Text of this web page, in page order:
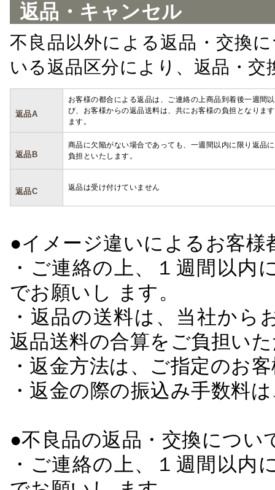
返品・キャンセル
不良品以外による返品・交換
いる返品区分により、返品・
返品A
お客様の都合による返品は、ご連絡の上商品到着後一週間
び、お客様からの返品送料は、共にお客様の負担となりま
ます。
返品B
商品に欠陥がない場合であっても、一週間以内に限り返品
負担といたします。
返品C 返品は受け付けていません
●イメージ違いによるお客
・ご連絡の上、１週間以
でお願いし ます。
・返品の送料は、当社か
返品送料の合算をご負担い
・返金方法は、ご指定のお
・返金の際の振込み手数料
●不良品の返品・交換につい
・ご連絡の上、１週間以